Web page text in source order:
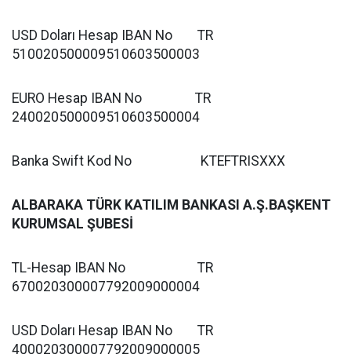
USD Doları Hesap IBAN No TR
510020500009510603500003
EURO Hesap IBAN No TR
240020500009510603500004
Banka Swift Kod No KTEFTRISXXX
ALBARAKA TÜRK KATILIM BANKASI A.Ş.BAŞKENT
KURUMSAL ŞUBESİ
TL-Hesap IBAN No TR
670020300007792009000004
USD Doları Hesap IBAN No TR
400020300007792009000005